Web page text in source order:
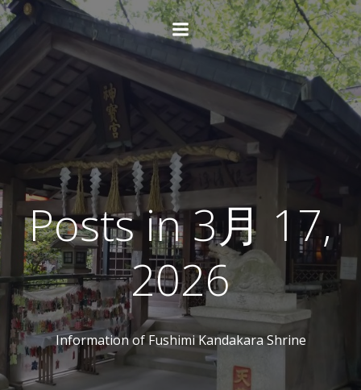
コ
ン
テ
ン
へ
キ
ッ
プ
Posts in 3月 17,
2026
Information of Fushimi Kandakara Shrine